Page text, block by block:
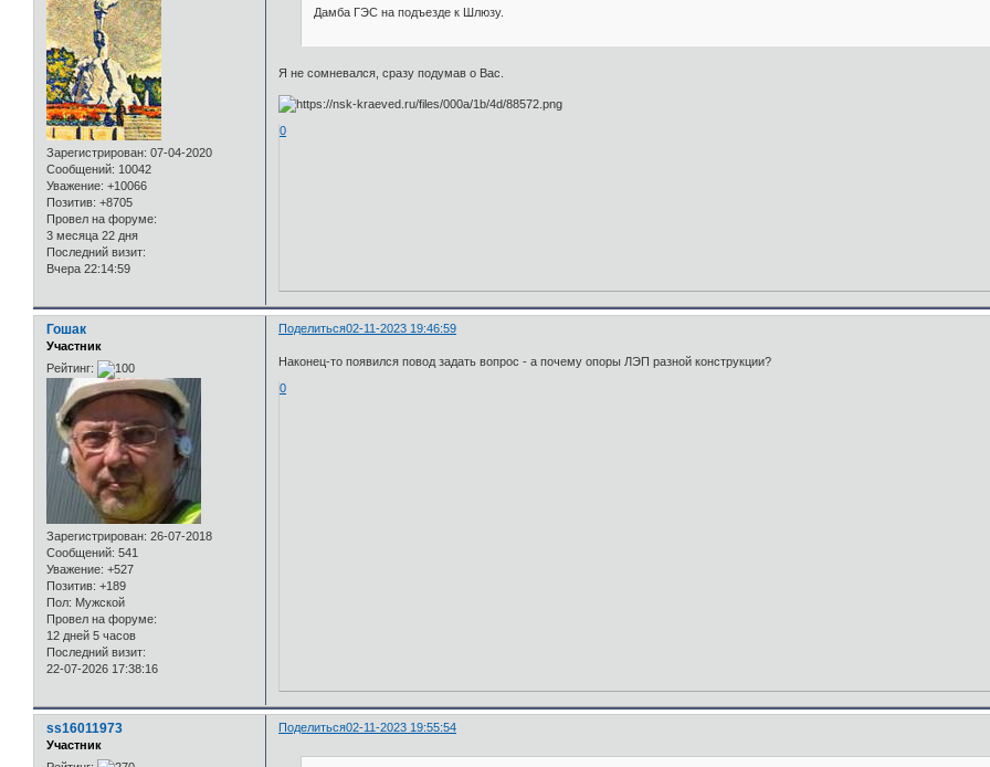
Зарегистрирован: 07-04-2020
Сообщений: 10042
Уважение: +10066
Позитив: +8705
Провел на форуме:
3 месяца 22 дня
Последний визит:
Вчера 22:14:59
Дамба ГЭС на подъезде к Шлюзу.
Я не сомневался, сразу подумав о Вас.
0
Поделиться02-11-2023 19:46:59
Гошак
Участник
Рейтинг:
Зарегистрирован: 26-07-2018
Сообщений: 541
Уважение: +527
Позитив: +189
Пол: Мужской
Провел на форуме:
12 дней 5 часов
Последний визит:
22-07-2026 17:38:16
Наконец-то появился повод задать вопрос - а почему опоры ЛЭП разной конструкции?
0
Поделиться02-11-2023 19:55:54
ss16011973
Участник